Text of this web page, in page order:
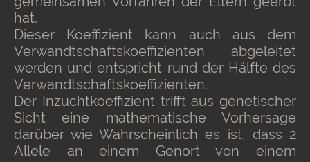
hat.
Dieser Koeffizient kann auch aus dem
Verwandtschaftskoeffizienten abgeleitet
werden und entspricht rund der Hälfte des
Verwandtschaftskoeffizienten.
Der Inzuchtkoeffizient trifft aus genetischer
Sicht eine mathematische Vorhersage
darüber wie Wahrscheinlich es ist, dass 2
Allele an einem Genort von einem